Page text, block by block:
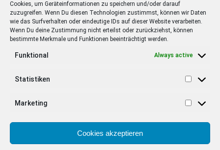
Cookies, um Geräteinformationen zu speichern und/oder darauf
zuzugreifen. Wenn Du diesen Technologien zustimmst, können wir Daten
wie das Surfverhalten oder eindeutige IDs auf dieser Website verarbeiten.
Wenn Du deine Zustimmung nicht erteilst oder zurückziehst, können
bestimmte Merkmale und Funktionen beeinträchtigt werden.
Funktional Always active
Statistiken
Marketing
Cookies akzeptieren
EMPFOHLEN
STARS 4 years ago
Barbara Schöneberger Moderatorin
von “Verstehen Sie Spaß?”